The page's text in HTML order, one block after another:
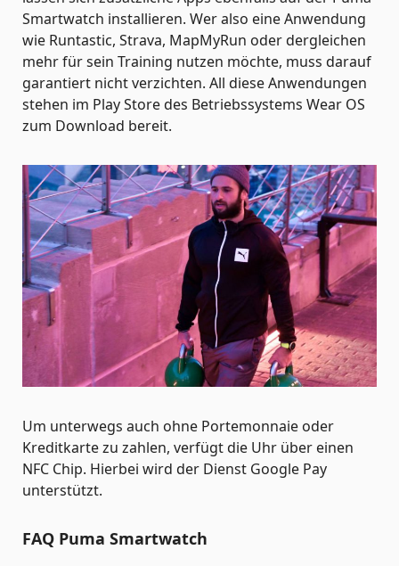
Smartwatch installieren. Wer also eine Anwendung
wie Runtastic, Strava, MapMyRun oder dergleichen
mehr für sein Training nutzen möchte, muss darauf
garantiert nicht verzichten. All diese Anwendungen
stehen im Play Store des Betriebssystems Wear OS
zum Download bereit.
Um unterwegs auch ohne Portemonnaie oder
Kreditkarte zu zahlen, verfügt die Uhr über einen
NFC Chip. Hierbei wird der Dienst Google Pay
unterstützt.
FAQ Puma Smartwatch